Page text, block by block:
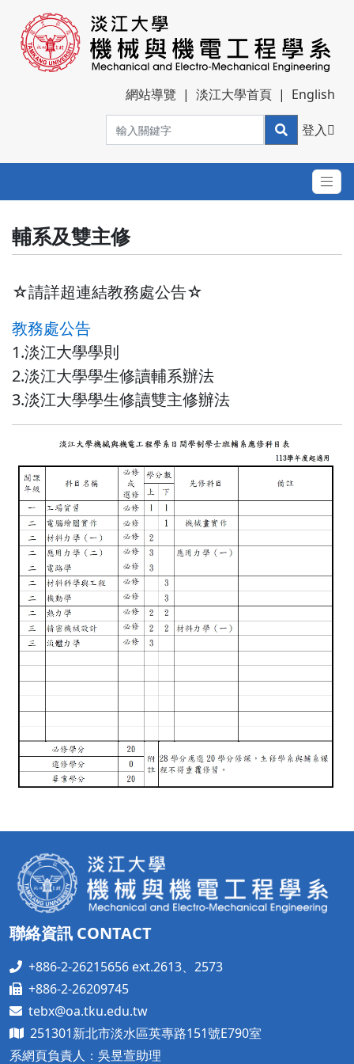
網站導覽 | 淡江大學首頁 | English
登入
輔系及雙主修
☆請詳超連結教務處公告☆
教務處公告
1.淡江大學學則
2.淡江大學學生修讀輔系辦法
3.淡江大學學生修讀雙主修辦法
聯絡資訊 CONTACT
+886-2-26215656 ext.2613、2573
+886-2-26209745
tebx@oa.tku.edu.tw
251301新北市淡水區英專路151號E790室
系網頁負責人：吳昱萱助理